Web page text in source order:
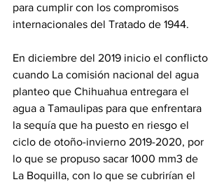
para cumplir con los compromisos
internacionales del Tratado de 1944.
En diciembre del 2019 inicio el conflicto
cuando La comisión nacional del agua
planteo que Chihuahua entregara el
agua a Tamaulipas para que enfrentara
la sequía que ha puesto en riesgo el
ciclo de otoño-invierno 2019-2020, por
lo que se propuso sacar 1000 mm3 de
La Boquilla, con lo que se cubrirían el